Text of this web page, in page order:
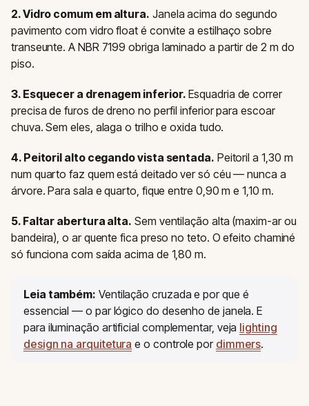
2. Vidro comum em altura. Janela acima do segundo
pavimento com vidro float é convite a estilhaço sobre
transeunte. A NBR 7199 obriga laminado a partir de 2 m do
piso.
3. Esquecer a drenagem inferior. Esquadria de correr
precisa de furos de dreno no perfil inferior para escoar
chuva. Sem eles, alaga o trilho e oxida tudo.
4. Peitoril alto cegando vista sentada. Peitoril a 1,30 m
num quarto faz quem está deitado ver só céu — nunca a
árvore. Para sala e quarto, fique entre 0,90 m e 1,10 m.
5. Faltar abertura alta. Sem ventilação alta (maxim-ar ou
bandeira), o ar quente fica preso no teto. O efeito chaminé
só funciona com saída acima de 1,80 m.
Leia também: Ventilação cruzada e por que é
essencial — o par lógico do desenho de janela. E
para iluminação artificial complementar, veja lighting
design na arquitetura e o controle por dimmers.